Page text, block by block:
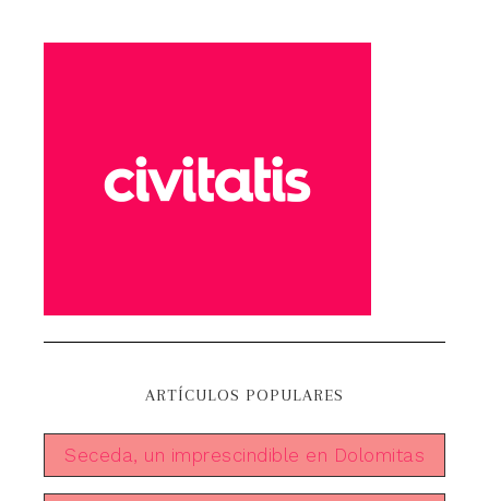
ARTÍCULOS POPULARES
Seceda, un imprescindible en Dolomitas